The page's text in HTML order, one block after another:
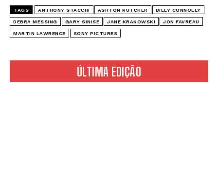
ÚLTIMA EDIÇÃO
TAGS ANTHONY STACCHI ASHTON KUTCHER BILLY CONNOLLY
DEBRA MESSING GARY SINISE JANE KRAKOWSKI JON FAVREAU
MARTIN LAWRENCE SONY PICTURES